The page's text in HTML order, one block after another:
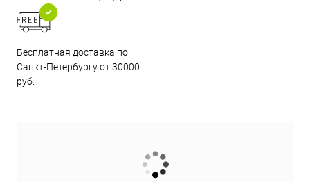
Бесплатная доставка по
Санкт-Петербургу от 30000
руб.